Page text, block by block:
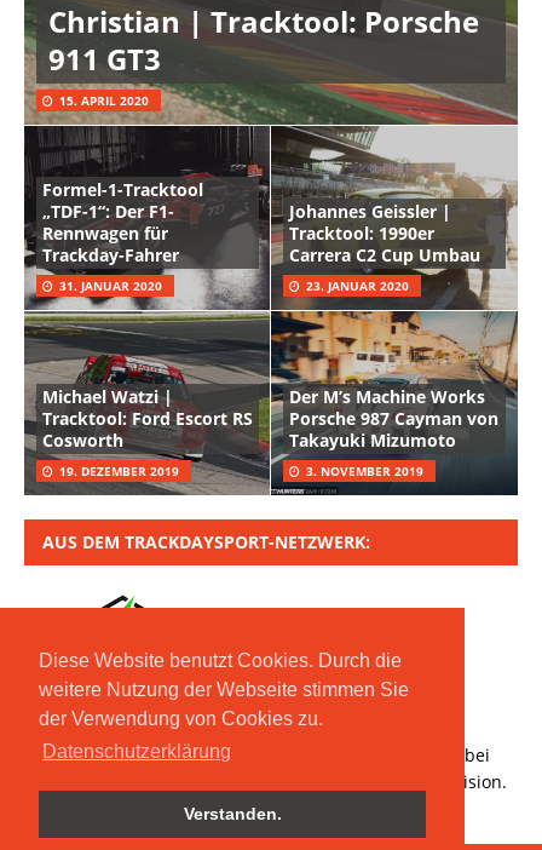
Diese Website benutzt Cookies. Durch die
weitere Nutzung der Webseite stimmen Sie
der Verwendung von Cookies zu.
Datenschutzerklärung
Verstanden.
Christian | Tracktool: Porsche
911 GT3
15. APRIL 2020
Formel-1-Tracktool
„TDF-1“: Der F1-
Rennwagen für
Trackday-Fahrer
31. JANUAR 2020
Johannes Geissler |
Tracktool: 1990er
Carrera C2 Cup Umbau
23. JANUAR 2020
Michael Watzi |
Tracktool: Ford Escort RS
Cosworth
19. DEZEMBER 2019
Der M’s Machine Works
Porsche 987 Cayman von
Takayuki Mizumoto
3. NOVEMBER 2019
AUS DEM TRACKDAYSPORT-NETZWERK:
Copyright © 2020 Moritz Nolte GmbH | Mit *
gekennzeichnete Links sind Affiliate-Links. Bestellt ihr bei
den verlinkten Händlern, erhalten wir eine kleine Provision.